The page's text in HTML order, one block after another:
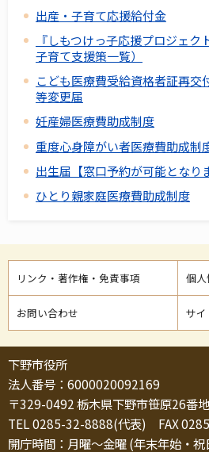
出産・子育て応援給付金
『しもつけっ子応援プロジェ
子育て支援策一覧）
こども医療費受給資格者証再交
等変更届
妊産婦医療費助成制度
重度心身障がい者医療費助成制
出生届【窓口予約が可能となり
ひとり親家庭医療費助成制度
リンク・著作権・免責事項 個
お問い合わせ サ
下野市役所
法人番号：6000020092169
〒329-0492 栃木県下野市笹原26番地
TEL 0285-32-8888(代表) FAX
開庁時間：月曜～金曜 (年末年始・祝